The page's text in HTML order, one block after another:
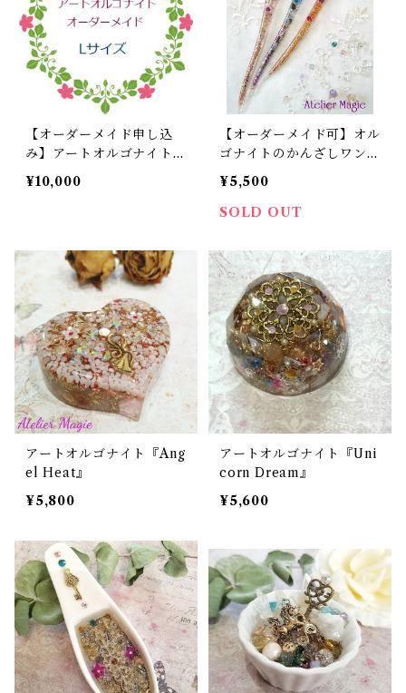
【オーダーメイド申し込
み】アートオルゴナイト L
サイズ
¥10,000
【オーダーメイド可】オル
ゴナイトのかんざしワンド
「Fairly☆Stick」
¥5,500
SOLD OUT
アートオルゴナイト『Ang
el Heat』
¥5,800
アートオルゴナイト『Uni
corn Dream』
¥5,600